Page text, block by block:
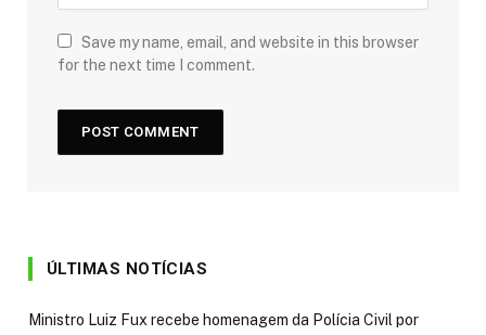
Save my name, email, and website in this browser
for the next time I comment.
ÚLTIMAS NOTÍCIAS
Ministro Luiz Fux recebe homenagem da Polícia Civil por